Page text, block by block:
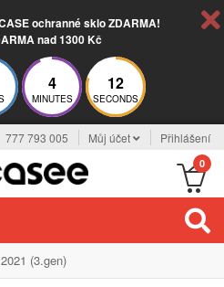
ochranné sklo ZDARMA!
nad 1300 Kč
4
MINUTES
12
SECONDS
777 793 005 Můj účet Přihlášení
0
(3.gen)